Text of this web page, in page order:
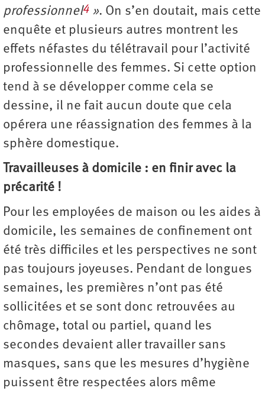
professionnel4 ». On s’en doutait, mais cette
enquête et plusieurs autres montrent les
effets néfastes du télétravail pour l’activité
professionnelle des femmes. Si cette option
tend à se développer comme cela se
dessine, il ne fait aucun doute que cela
opérera une réassignation des femmes à la
sphère domestique.
Travailleuses à domicile : en finir avec la
précarité !
Pour les employées de maison ou les aides à
domicile, les semaines de confinement ont
été très difficiles et les perspectives ne sont
pas toujours joyeuses. Pendant de longues
semaines, les premières n’ont pas été
sollicitées et se sont donc retrouvées au
chômage, total ou partiel, quand les
secondes devaient aller travailler sans
masques, sans que les mesures d’hygiène
puissent être respectées alors même